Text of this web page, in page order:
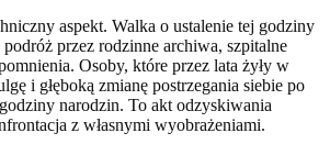
aspekt. Walka o ustalenie tej godziny
przez rodzinne archiwa, szpitalne
Osoby, które przez lata żyły w
i głęboką zmianę postrzegania siebie po
narodzin. To akt odzyskiwania
z własnymi wyobrażeniami.